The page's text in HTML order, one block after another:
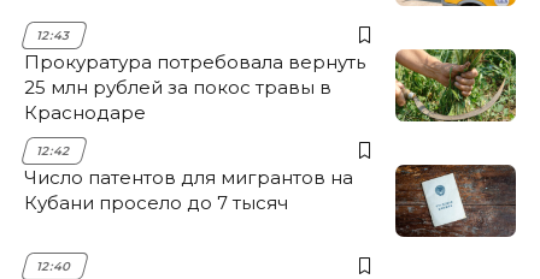
12:43
Прокуратура потребовала вернуть
25 млн рублей за покос травы в
Краснодаре
12:42
Число патентов для мигрантов на
Кубани просело до 7 тысяч
12:40